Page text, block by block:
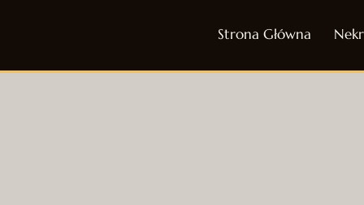
Strona Główna